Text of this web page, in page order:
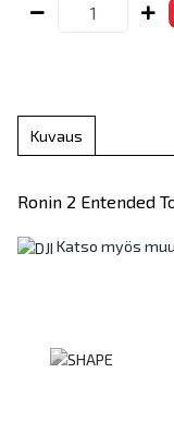
Kuvaus
Ronin 2 Entended
Katso myös